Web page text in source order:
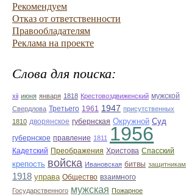
Рекомендуем
Отказ от ответственности
Правообладателям
Реклама на проекте
Слова для поиска:
xii июня января 1818 Крестовоздвиженский мужской
Свердлова Третьего 1961 1947 присутственных
1810 дворянское губернская Окружной Суд
губернское правление 1811 1956
Кадетский Преображения Христова Спасский
крепость войска Ивановская битвы защитникам
1918 управа Общество взаимного
Государственного мужская Пожарное